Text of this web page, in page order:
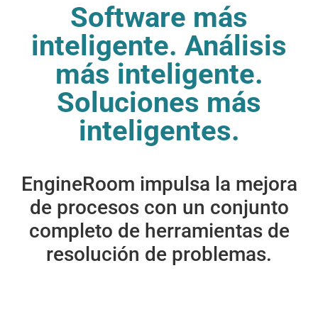
Software más
inteligente. Análisis
más inteligente.
Soluciones más
inteligentes.
EngineRoom impulsa la mejora
de procesos con un conjunto
completo de herramientas de
resolución de problemas.